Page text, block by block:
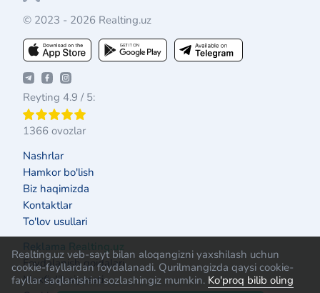
Realting.uz veb-sayt bilan aloqangizni yaxshilash uchun
cookie-fayllardan foydalanadi. Qurilmangizda qaysi cookie-
fayllar saqlanishini sozlashingiz mumkin. Ko'proq bilib oling
© 2023 - 2026 Realting.uz
Reyting 4.9 / 5:
1366 ovozlar
Nashrlar
Hamkor bo'lish
Biz haqimizda
Kontaktlar
To'lov usullari
Foydalanish qoidalari
Maxfiylik siyosati